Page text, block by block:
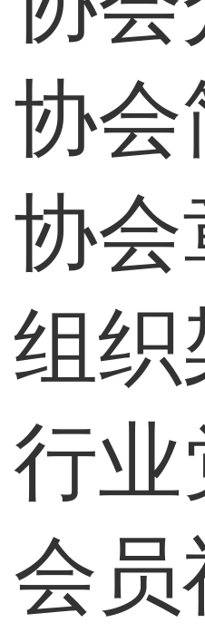
协会
协会
组织
行业
会员